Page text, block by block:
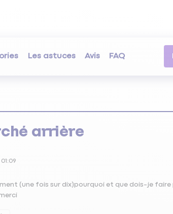
Les astuces Avis FAQ
arrière
01:09
(une fois sur dix)pourquoi et que dois-je